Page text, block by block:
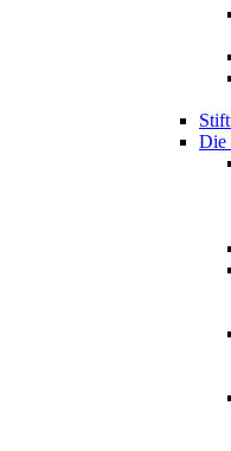
Die